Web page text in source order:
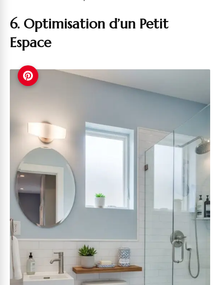
6. Optimisation d’un Petit
Espace